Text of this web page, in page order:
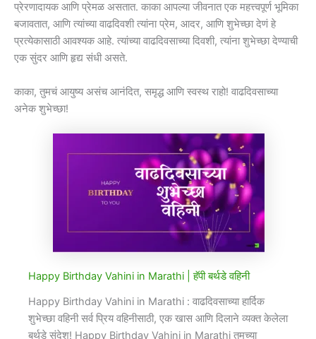
प्रेरणादायक आणि प्रेमळ असतात. काका आपल्या जीवनात एक महत्त्वपूर्ण भूमिका
बजावतात, आणि त्यांच्या वाढदिवशी त्यांना प्रेम, आदर, आणि शुभेच्छा देणं हे
प्रत्येकासाठी आवश्यक आहे. त्यांच्या वाढदिवसाच्या दिवशी, त्यांना शुभेच्छा देण्याची
एक सुंदर आणि हृद्य संधी असते.
काका, तुमचं आयुष्य असंच आनंदित, समृद्ध आणि स्वस्थ राहो! वाढदिवसाच्या
अनेक शुभेच्छा!
Happy Birthday Vahini in Marathi​ | हॅपी बर्थडे वहिनी
Happy Birthday Vahini in Marathi​ : वाढदिवसाच्या हार्दिक
शुभेच्छा वहिनी सर्व प्रिय वहिनीसाठी, एक खास आणि दिलाने व्यक्त केलेला
बर्थडे संदेश! Happy Birthday Vahini in Marathi​ तुमच्या